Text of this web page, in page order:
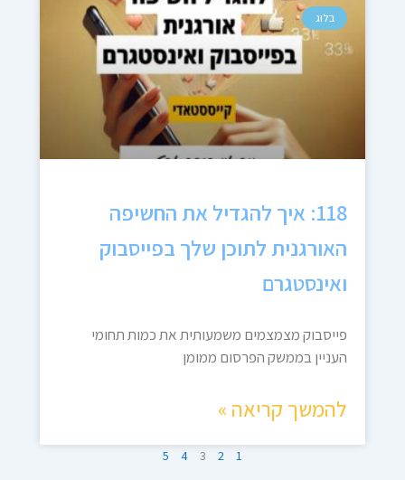
בלוג
118: איך להגדיל את החשיפה
האורגנית לתוכן שלך בפייסבוק
ואינסטגרם
פייסבוק מצמצמים משמעותית את כמות תחומי
העניין בממשק הפרסום ממומן
להמשך קריאה »
1
2
3
4
5